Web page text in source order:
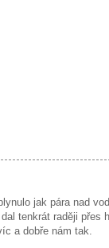
jak pára nad
tenkrát raději přes
a dobře nám tak.